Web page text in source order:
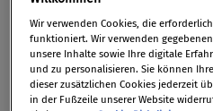
Schulbesuch
genau umschriebene
Altersgrenze wurde nun
Durch einen neuen
nun auch Verstöße von
Wir verwenden Cookies, die
funktioniert. Wir verwenden
unsere Inhalte sowie Ihre digitale
und zu personalisieren. Sie können
dieser zusätzlichen Cookies jederzeit
in der Fußzeile unserer Website